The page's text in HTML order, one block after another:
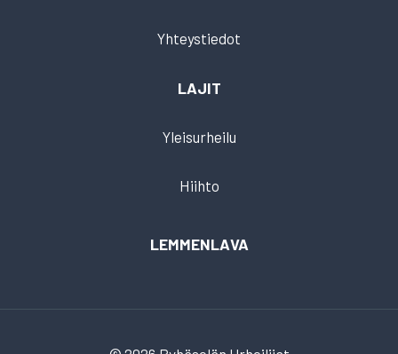
Yhteystiedot
LAJIT
Yleisurheilu
Hiihto
LEMMENLAVA